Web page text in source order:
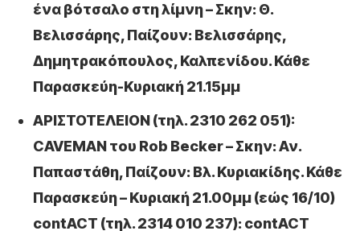
ένα βότσαλο στη λίμνη – Σκην: Θ.
Βελισσάρης, Παίζουν: Βελισσάρης,
Δημητρακόπουλος, Καλπενίδου. Κάθε
Παρασκεύη-Κυριακή 21.15μμ
ΑΡΙΣΤΟΤΕΛΕΙΟΝ (τηλ. 2310 262 051):
CAVEMAN του Rob Becker – Σκην: Αν.
Παπαστάθη, Παίζουν: Βλ. Κυριακίδης. Κάθε
Παρασκεύη – Κυριακή 21.00μμ (εώς 16/10)
contACT (τηλ. 2314 010 237): contACT